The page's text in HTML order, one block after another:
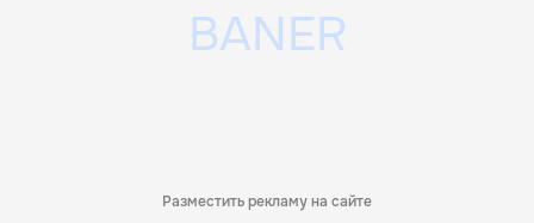
Разместить рекламу на сайте